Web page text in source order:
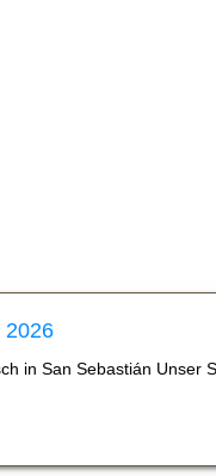
2026
in San Sebastián Unser